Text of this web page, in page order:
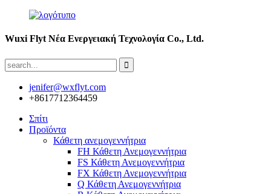
Wuxi Flyt Νέα Ενεργειακή Τεχνολογία Co., Ltd.
jenifer@wxflyt.com
+8617712364459
Σπίτι
Προϊόντα
Κάθετη ανεμογεννήτρια
FH Κάθετη Ανεμογεννήτρια
FS Κάθετη Ανεμογεννήτρια
FX Κάθετη Ανεμογεννήτρια
Q Κάθετη Ανεμογεννήτρια